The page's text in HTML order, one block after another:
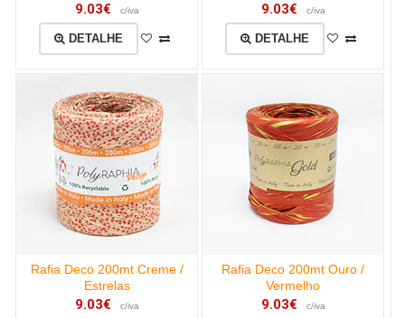
9.03€ c/iva
DETALHE
9.03€ c/iva
DETALHE
Rafia Deco 200mt Creme /
Estrelas
9.03€ c/iva
Rafia Deco 200mt Ouro /
Vermelho
9.03€ c/iva